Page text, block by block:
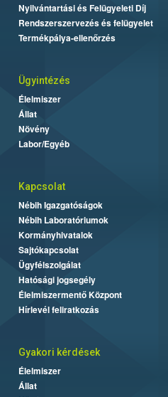
Nyilvántartási és Felügyeleti Díj
Rendszerszervezés és felügyelet
Termékpálya-ellenőrzés
Ügyintézés
Élelmiszer
Állat
Növény
Labor/Egyéb
Kapcsolat
Nébih Igazgatóságok
Nébih Laboratóriumok
Kormányhivatalok
Sajtókapcsolat
Ügyfélszolgálat
Hatósági jogsegély
Élelmiszermentő Központ
Hírlevél feliratkozás
Gyakori kérdések
Élelmiszer
Állat